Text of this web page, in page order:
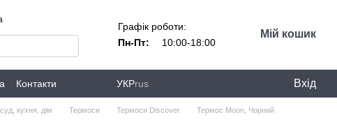
Графік роботи:
Пн-Пт:
10:00-18:00
Мій кошик
Контакти УКРrus Вхід
кухня, дім Термоси Термоси Discover Термос Moon, Чорний